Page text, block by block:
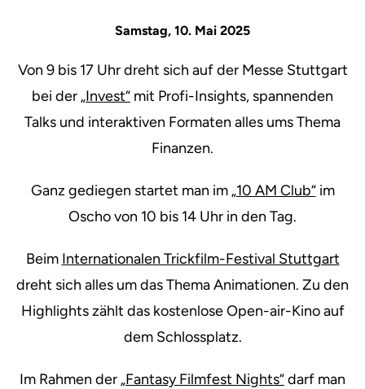
Samstag, 10. Mai 2025
Von 9 bis 17 Uhr dreht sich auf der Messe Stuttgart
bei der „Invest“ mit Profi-Insights, spannenden
Talks und interaktiven Formaten alles ums Thema
Finanzen.
Ganz gediegen startet man im „10 AM Club“im
Oscho von 10 bis 14 Uhr in den Tag.
Beim Internationalen Trickfilm-Festival Stuttgart
dreht sich alles um das Thema Animationen. Zu den
Highlights zählt das kostenlose Open-air-Kino auf
dem Schlossplatz.
Im Rahmen der „Fantasy Filmfest Nights“darf man